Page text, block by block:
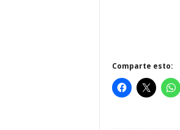
Comparte esto: